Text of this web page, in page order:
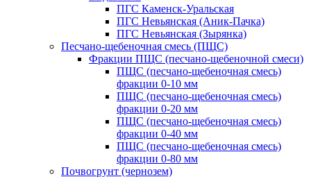
ПГС Каменск-Уральская
ПГС Невьянская (Аник-Пачка)
ПГС Невьянская (Зырянка)
Песчано-щебеночная смесь (ПЩС)
Фракции ПЩС (песчано-щебеночной смеси)
ПЩС (песчано-щебеночная смесь)
фракции 0-10 мм
ПЩС (песчано-щебеночная смесь)
фракции 0-20 мм
ПЩС (песчано-щебеночная смесь)
фракции 0-40 мм
ПЩС (песчано-щебеночная смесь)
фракции 0-80 мм
Почвогрунт (чернозем)